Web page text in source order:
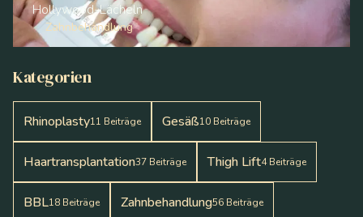
Hollywood-Lächeln
Zahnbehandlung
Kategorien
Rhinoplasty11 Beiträge Gesäß10 Beiträge
Haartransplantation37 Beiträge Thigh Lift4 Beiträge
BBL18 Beiträge Zahnbehandlung56 Beiträge